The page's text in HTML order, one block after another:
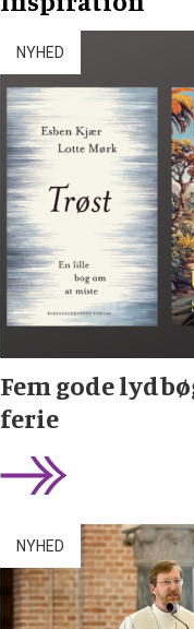
NYHED
Fem gode
ferie
NYHED